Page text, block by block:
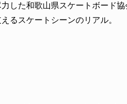
した和歌山県スケートボード
るスケートシーンのリアル。